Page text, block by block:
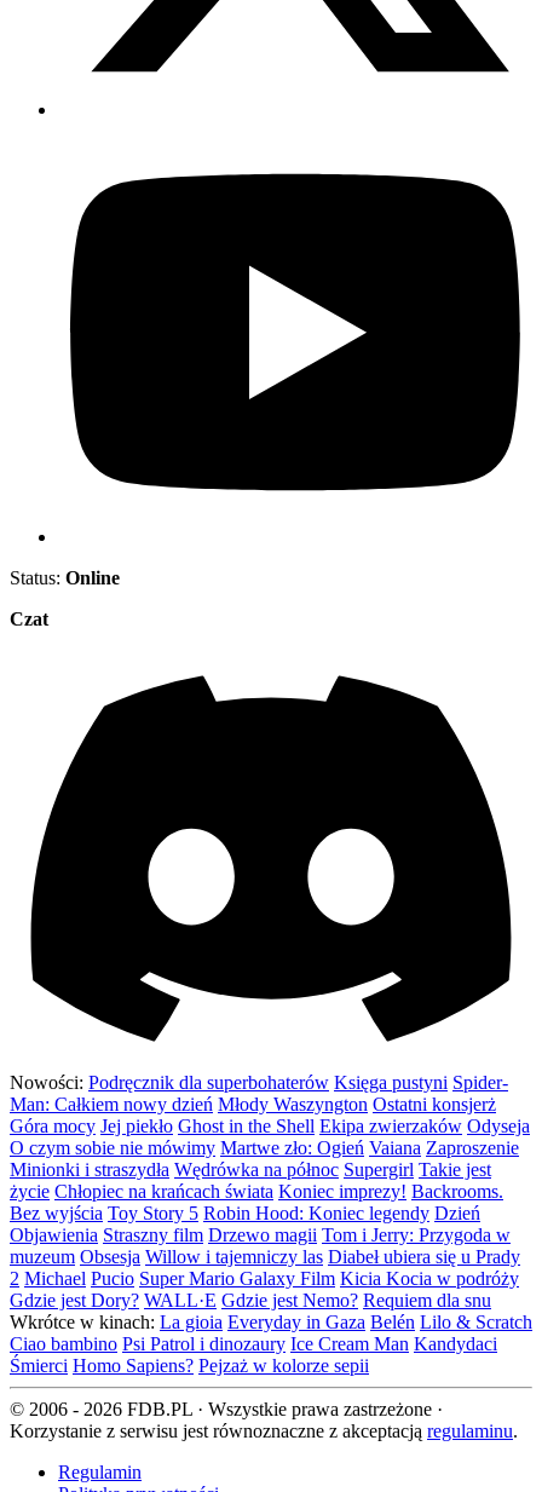
Status: Online
Czat
Nowości: Podręcznik dla superbohaterów Księga pustyni Spider-
Man: Całkiem nowy dzień Młody Waszyngton Ostatni konsjerż
Góra mocy Jej piekło Ghost in the Shell Ekipa zwierzaków Odyseja
O czym sobie nie mówimy Martwe zło: Ogień Vaiana Zaproszenie
Minionki i straszydła Wędrówka na północ Supergirl Takie jest
życie Chłopiec na krańcach świata Koniec imprezy! Backrooms.
Bez wyjścia Toy Story 5 Robin Hood: Koniec legendy Dzień
Objawienia Straszny film Drzewo magii Tom i Jerry: Przygoda w
muzeum Obsesja Willow i tajemniczy las Diabeł ubiera się u Prady
2 Michael Pucio Super Mario Galaxy Film Kicia Kocia w podróży
Gdzie jest Dory? WALL·E Gdzie jest Nemo? Requiem dla snu
Wkrótce w kinach: La gioia Everyday in Gaza Belén Lilo & Scratch
Ciao bambino Psi Patrol i dinozaury Ice Cream Man Kandydaci
Śmierci Homo Sapiens? Pejzaż w kolorze sepii
© 2006 - 2026 FDB.PL · Wszystkie prawa zastrzeżone ·
Korzystanie z serwisu jest równoznaczne z akceptacją regulaminu.
Regulamin